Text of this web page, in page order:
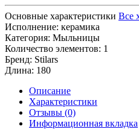
Основные характеристики Все
Исполнение: керамика
Категория: Мыльницы
Количество элементов: 1
Бренд: Stilars
Длина: 180
Описание
Характеристики
Отзывы (0)
Информационная вкладка